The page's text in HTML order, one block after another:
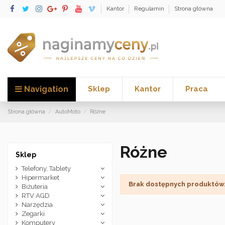
Kantor Regulamin Strona główna
Navigation Sklep Kantor Praca
Strona główna AutoMoto Różne
Różne
Brak dostępnych
Sklep
Telefony, Tablety
Hipermarket
Biżuteria
RTV AGD
Narzędzia
Zegarki
Komputery